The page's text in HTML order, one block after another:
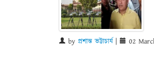
by প্রশান্ত ভট্টাচার্য | 02